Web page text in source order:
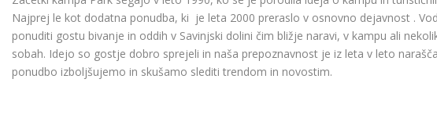
Najprej le kot dodatna ponudba, ki je leta 2000 preraslo v osnovno dejavnost .
ponuditi gostu bivanje in oddih v Savinjski dolini čim bližje naravi, v kampu ali
sobah. Idejo so gostje dobro sprejeli in naša prepoznavnost je iz leta v leto
ponudbo izboljšujemo in skušamo slediti trendom in novostim.